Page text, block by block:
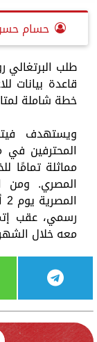
حسام
طلب البرتغالي
قاعدة بيانات
خطة شاملة
ويستهدف
المحترفين
مماثلة تمامًا
المصري. ومن
رسمي، عقب
معه خلال